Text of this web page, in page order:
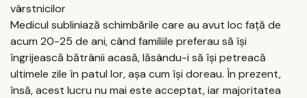
vârstnicilor
Medicul subliniază schimbările care au avut loc față de
acum 20-25 de ani, când familiile preferau să își
îngrijească bătrânii acasă, lăsându-i să își petreacă
ultimele zile în patul lor, așa cum își doreau. În prezent,
însă, acest lucru nu mai este acceptat, iar majoritatea